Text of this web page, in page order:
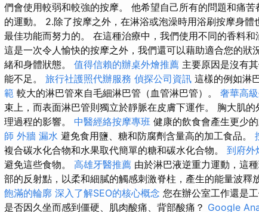
們會使用較弱和較強的按摩。 他希望自己所有的問題和痛
的運動。 2.除了按摩之外，在淋浴或泡澡時用浴刷按摩身
最佳功能而努力的。 在這種治療中，我們使用不同的香料和
這是一次令人愉快的按摩之外，我們還可以藉助適合您的狀
緒和身體狀態。 值得信賴的辦桌外燴推薦 主要原因是沒有
能不足。 旅行社護照代辦服務 偵探公司資訊 這樣的例如淋
範 較大的淋巴管來自毛細淋巴管（血管淋巴管）。 奢華高
束上，而表面淋巴管則獨立於靜脈在皮膚下運作。 胸大肌
理過程的影響。 中醫經絡按摩專班 健康的飲食會產生更少
師 外牆 漏水 避免食用鹽、糖和防腐劑含量高的加工食品。
複合碳水化合物和水果取代簡單的糖和碳水化合物。 到府外
避免這些食物。 高雄牙醫推薦 由於淋巴液逆重力運動，這
部的反射點，以柔和細膩的觸感刺激脊柱，產生的能量波釋
飽滿的輪廓 深入了解SEO的核心概念 您在辦公室工作還是
是否因久坐而感到僵硬、肌肉酸痛、背部酸痛？ Google